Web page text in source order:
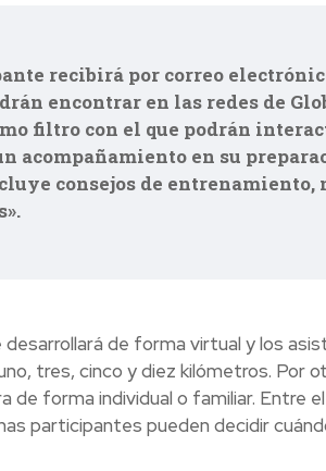
recibirá por correo
encontrar en las redes de
filtro con el que podrán
acompañamiento en su
consejos de
desarrollará de forma virtual y los
tres, cinco y diez kilómetros. Por
de forma individual o familiar. Entre
participantes pueden decidir